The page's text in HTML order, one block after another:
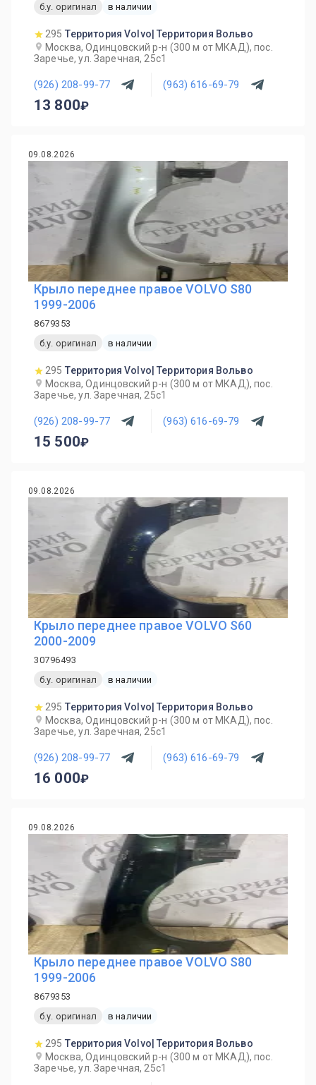
б.у. оригинал
в наличии
295 Территория Volvo| Территория Вольво
Москва, Одинцовский р-н (300 м от МКАД), пос.
Заречье, ул. Заречная, 25с1
(926) 208-99-77 (963) 616-69-79
13 800
09.08.2026
Крыло переднее правое VOLVO S80
1999-2006
8679353
б.у. оригинал
в наличии
295 Территория Volvo| Территория Вольво
Москва, Одинцовский р-н (300 м от МКАД), пос.
Заречье, ул. Заречная, 25с1
(926) 208-99-77 (963) 616-69-79
15 500
09.08.2026
Крыло переднее правое VOLVO S60
2000-2009
30796493
б.у. оригинал
в наличии
295 Территория Volvo| Территория Вольво
Москва, Одинцовский р-н (300 м от МКАД), пос.
Заречье, ул. Заречная, 25с1
(926) 208-99-77 (963) 616-69-79
16 000
09.08.2026
Крыло переднее правое VOLVO S80
1999-2006
8679353
б.у. оригинал
в наличии
295 Территория Volvo| Территория Вольво
Москва, Одинцовский р-н (300 м от МКАД), пос.
Заречье, ул. Заречная, 25с1